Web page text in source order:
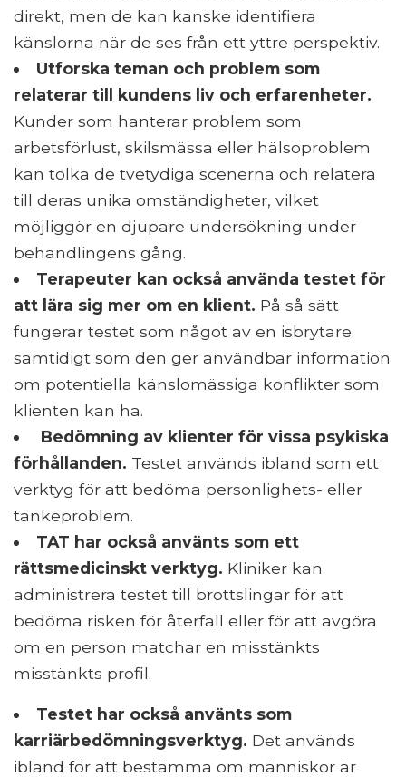
direkt, men de kan kanske identifiera
känslorna när de ses från ett yttre perspektiv.
Utforska teman och problem som
relaterar till kundens liv och erfarenheter.
Kunder som hanterar problem som
arbetsförlust, skilsmässa eller hälsoproblem
kan tolka de tvetydiga scenerna och relatera
till deras unika omständigheter, vilket
möjliggör en djupare undersökning under
behandlingens gång.
Terapeuter kan också använda testet för
att lära sig mer om en klient. På så sätt
fungerar testet som något av en isbrytare
samtidigt som den ger användbar information
om potentiella känslomässiga konflikter som
klienten kan ha.
Bedömning av klienter för vissa psykiska
förhållanden. Testet används ibland som ett
verktyg för att bedöma personlighets- eller
tankeproblem.
TAT har också använts som ett
rättsmedicinskt verktyg. Kliniker kan
administrera testet till brottslingar för att
bedöma risken för återfall eller för att avgöra
om en person matchar en misstänkts
misstänkts profil.
Testet har också använts som
karriärbedömningsverktyg. Det används
ibland för att bestämma om människor är